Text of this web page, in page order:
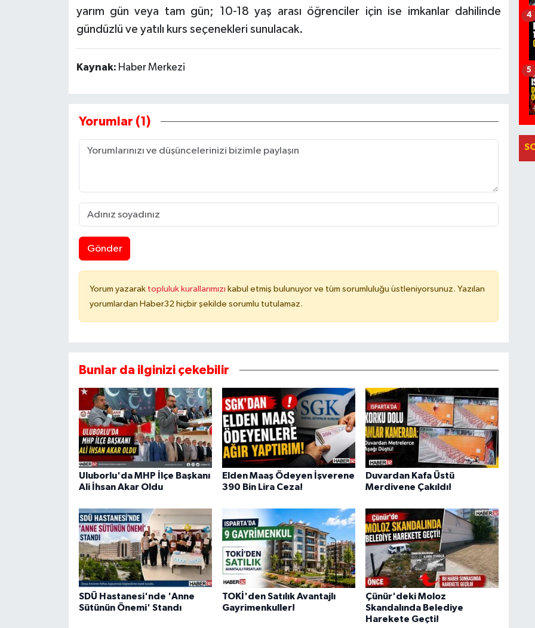
yarım gün veya tam gün; 10-18 yaş arası öğrenciler için ise imkanlar dahilinde
gündüzlü ve yatılı kurs seçenekleri sunulacak.
Kaynak: Haber Merkezi
Yorumlar (1)
Gönder
Yorum yazarak topluluk kurallarımızı kabul etmiş bulunuyor ve tüm sorumluluğu üstleniyorsunuz. Yazılan
yorumlardan Haber32 hiçbir şekilde sorumlu tutulamaz.
Bunlar da ilginizi çekebilir
Uluborlu'da MHP İlçe Başkanı
Ali İhsan Akar Oldu
Elden Maaş Ödeyen İşverene
390 Bin Lira Ceza!
Duvardan Kafa Üstü
Merdivene Çakıldı!
SDÜ Hastanesi'nde 'Anne
Sütünün Önemi' Standı
TOKİ'den Satılık Avantajlı
Gayrimenkuller!
Çünür'deki Moloz
Skandalında Belediye
Harekete Geçti!
4
5